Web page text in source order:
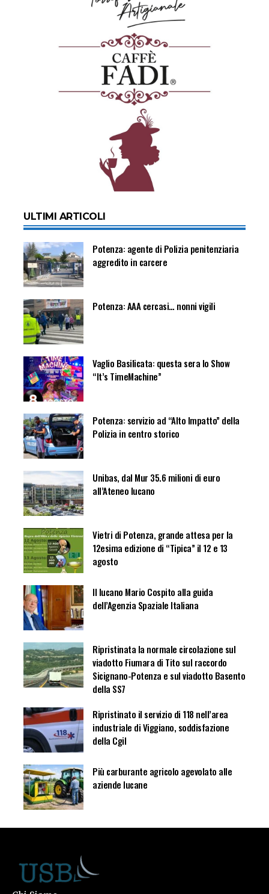
ULTIMI ARTICOLI
Potenza: agente di Polizia penitenziaria
aggredito in carcere
Potenza: AAA cercasi… nonni vigili
Vaglio Basilicata: questa sera lo Show
“It’s TimeMachine”
Potenza: servizio ad “Alto Impatto” della
Polizia in centro storico
Unibas, dal Mur 35.6 milioni di euro
all’Ateneo lucano
Vietri di Potenza, grande attesa per la
12esima edizione di “Tipica” il 12 e 13
agosto
Il lucano Mario Cospito alla guida
dell’Agenzia Spaziale Italiana
Ripristinata la normale circolazione sul
viadotto Fiumara di Tito sul raccordo
Sicignano-Potenza e sul viadotto Basento
della SS7
Ripristinato il servizio di 118 nell’area
industriale di Viggiano, soddisfazione
della Cgil
Più carburante agricolo agevolato alle
aziende lucane